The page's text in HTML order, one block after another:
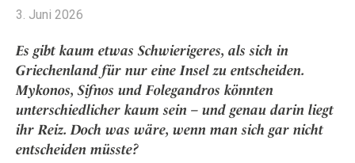
City
Countryside
Mindful Traveller
New Member
Wellness
Griechenland
Indien
Indonesien
Italien
Japan
Alle Stories
Aktiv & Wellness
Culture
Design & Architektur
Eat & Drink
Mindful Traveller
Shop +
Alle Produkte
Lifestylehotels BOOK
The Stylemate Magazin/e
Gutschein/Voucher
Smart Traveller +
Alle Smart Deals
Smart Traveller
Newsletter Anmeldung
Newsletter
Become a member
+
Member Benefits
Register your Hotel
About us +
3. Juni 2026
Es gibt kaum etwas Schwierigeres, als sich in
Griechenland für nur eine Insel zu entscheiden.
Mykonos, Sifnos und Folegandros könnten
unterschiedlicher kaum sein – und genau darin liegt
ihr Reiz. Doch was wäre, wenn man sich gar nicht
entscheiden müsste?